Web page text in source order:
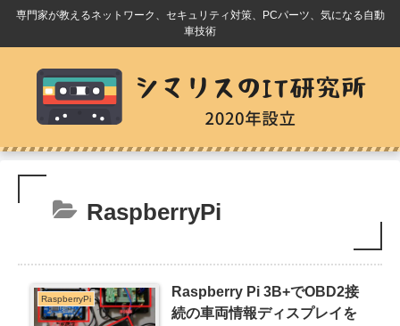
専門家が教えるネットワーク、セキュリティ対策、PCパーツ、気になる自動
車技術
RaspberryPi
RaspberryPi
Raspberry Pi 3B+でOBD2接
続の車両情報ディスプレイを